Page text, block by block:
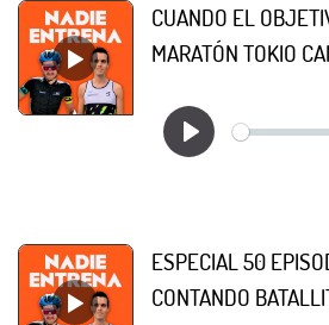
CUANDO EL
MARATÓN TOKIO
ESPECIAL 50
CONTANDO